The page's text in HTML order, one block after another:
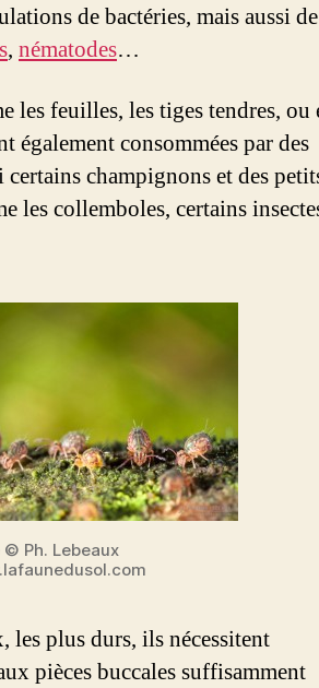
de bactéries, mais aussi de
, nématodes…
les feuilles, les tiges tendres, ou
également consommées par des
champignons et des
les collemboles, certains
Ph. Lebeaux
les plus durs, ils nécessitent
pièces buccales suffisamment